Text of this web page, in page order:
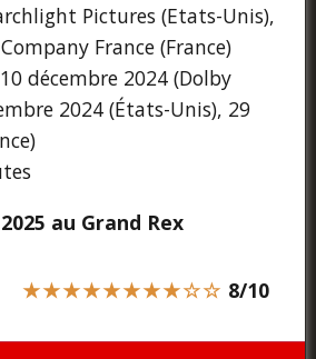
Pictures (Etats-Unis),
France (France)
décembre 2024 (Dolby
2024 (États-Unis), 29
au Grand Rex
★★★★★★★★☆☆ 8/10